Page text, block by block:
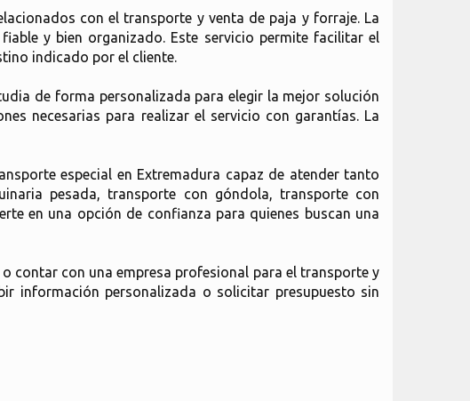
con el transporte y venta de paja y forraje. La
y bien organizado. Este servicio permite facilitar el
indicado por el cliente.
de forma personalizada para elegir la mejor solución
necesarias para realizar el servicio con garantías. La
especial en Extremadura capaz de atender tanto
pesada, transporte con góndola, transporte con
en una opción de confianza para quienes buscan una
contar con una empresa profesional para el transporte y
información personalizada o solicitar presupuesto sin